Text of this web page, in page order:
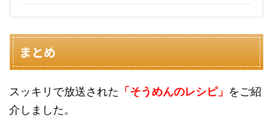
まとめ
スッキリで放送された 「そうめんのレシピ」 をご紹
介しました。